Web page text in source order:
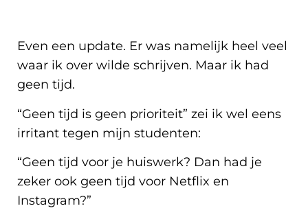
Even een update. Er was namelijk heel veel
waar ik over wilde schrijven. Maar ik had
geen tijd.
“Geen tijd is geen prioriteit” zei ik wel eens
irritant tegen mijn studenten:
“Geen tijd voor je huiswerk? Dan had je
zeker ook geen tijd voor Netflix en
Instagram?”